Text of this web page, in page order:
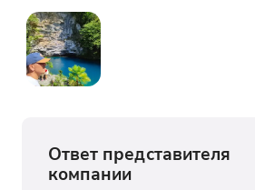
Ответ представителя
компании